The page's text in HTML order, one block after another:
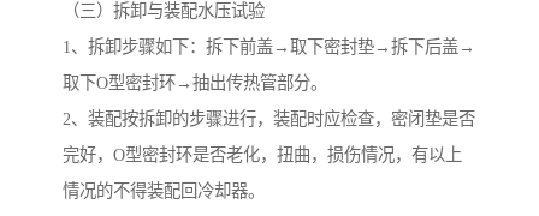
（三）拆卸与装配水压试验
1、拆卸步骤如下：拆下前盖→取下密封垫→拆下后盖→
取下O型密封环→抽出传热管部分。
2、装配按拆卸的步骤进行，装配时应检查，密闭垫是否
完好，O型密封环是否老化，扭曲，损伤情况，有以上
情况的不得装配回冷却器。